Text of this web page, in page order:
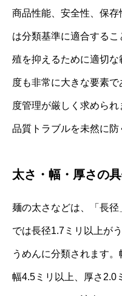
商品性能、安全性、保
は分類基準に適合する
殖を抑えるために適切
度も非常に大きな要素
度管理が厳しく求められ
品質トラブルを未然に防
太さ・幅・厚さの
麺の太さなどは、「長
では長径1.7ミリ以上が
うめんに分類されます。
幅4.5ミリ以上、厚さ2.0